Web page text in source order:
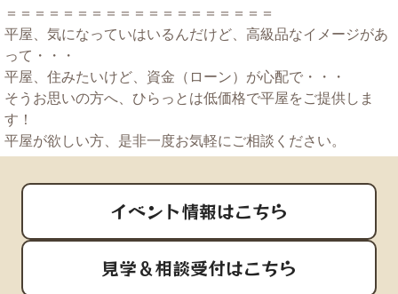
＝＝＝＝＝＝＝＝＝＝＝＝＝＝＝＝＝＝＝
平屋、気になっていはいるんだけど、高級品なイメージがあ
って・・・
平屋、住みたいけど、資金（ローン）が心配で・・・
そうお思いの方へ、ひらっとは低価格で平屋をご提供しま
す！
平屋が欲しい方、是非一度お気軽にご相談ください。
イベント情報はこちら
見学＆相談受付はこちら